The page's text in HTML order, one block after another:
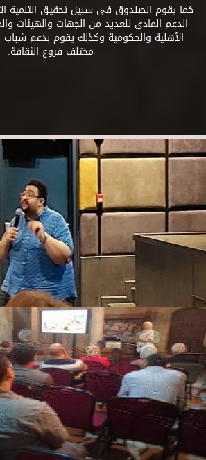
كما يقوم الصندوق فى سبيل تحقيق التنمية
الدعم المادى للعديد من الجهات والهيئات
الأهلية والحكومية وكذلك يقوم بدعم شباب
مختلف فروع الثقافة.